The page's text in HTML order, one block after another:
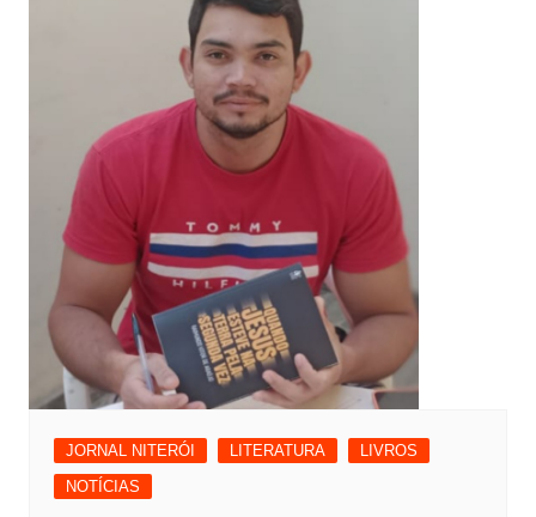
JORNAL NITERÓI LITERATURA
LIVROS
NOTÍCIAS